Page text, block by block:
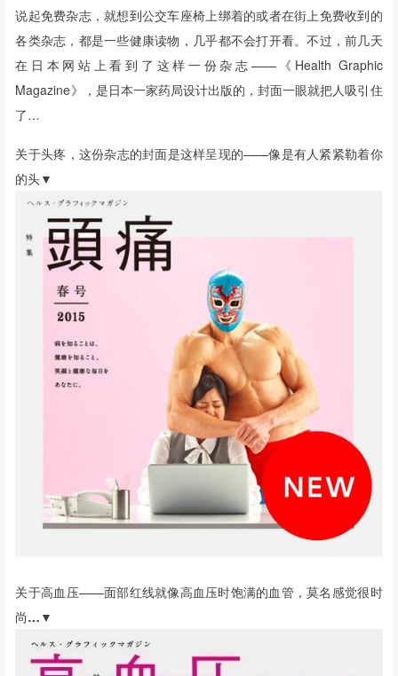
说起免费杂志，就想到公交车座椅上绑着的或者在街上免费收到的
各类杂志，都是一些健康读物，几乎都不会打开看。不过，前几天
在日本网站上看到了这样一份杂志——《Health Graphic
Magazine》，是日本一家药局设计出版的，封面一眼就把人吸引住
了…
关于头疼，这份杂志的封面是这样呈现的——像是有人紧紧勒着你
的头▼
关于高血压——面部红线就像高血压时饱满的血管，莫名感觉很时
尚…▼